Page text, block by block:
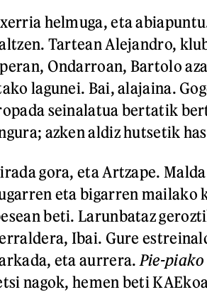
helmuga, eta
Tartean Alejandro,
Ondarroan, Bartolo
lagunei. Bai, alajaina.
seinalatua bertatik
azken aldiz hutsetik
gora, eta Artzape.
eta bigarren mailako
beti. Larunbataz
Ibai. Gure
eta aurrera. Pie-piako
nagok, hemen beti